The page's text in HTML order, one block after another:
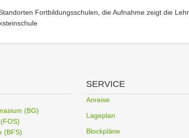
Fortbildungsschulen, die Aufnahme zeigt die
(BG)
(BFS)
SERVICE
Anreise
Lageplan
Blockpläne